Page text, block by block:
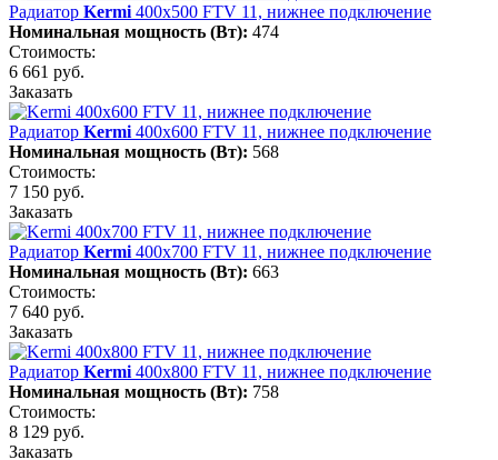
Радиатор Kermi 400х500 FTV 11, нижнее подключение
Номинальная мощность (Вт): 474
Стоимость:
6 661 руб.
Заказать
Радиатор Kermi 400х600 FTV 11, нижнее подключение
Номинальная мощность (Вт): 568
Стоимость:
7 150 руб.
Заказать
Радиатор Kermi 400х700 FTV 11, нижнее подключение
Номинальная мощность (Вт): 663
Стоимость:
7 640 руб.
Заказать
Радиатор Kermi 400х800 FTV 11, нижнее подключение
Номинальная мощность (Вт): 758
Стоимость:
8 129 руб.
Заказать